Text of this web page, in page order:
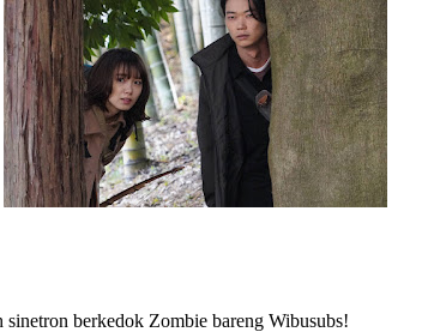
berkedok Zombie bareng Wibusubs!